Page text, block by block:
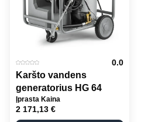
0.0
Karšto vandens
generatorius HG 64
Įprasta Kaina
2 171,13 €